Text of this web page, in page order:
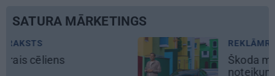
SATURA MĀRKETINGS
REKLĀMRAKSTS
Škoda maina spēles
noteikumus: iepazīsti pilsētas